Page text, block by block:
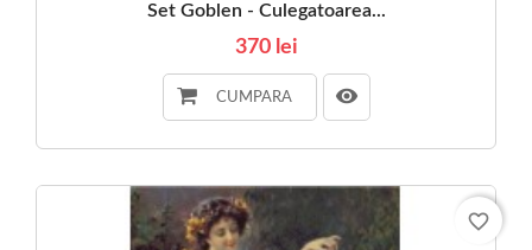
Set Goblen - Culegatoarea...
370 lei
CUMPARA
favorite_border